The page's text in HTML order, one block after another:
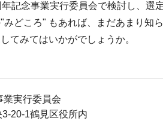
記念事業実行委員会で検討し、選定
どころ" もあれば、まだあまり
てみてはいかがでしょうか。
業実行委員会
20-1鶴見区役所内